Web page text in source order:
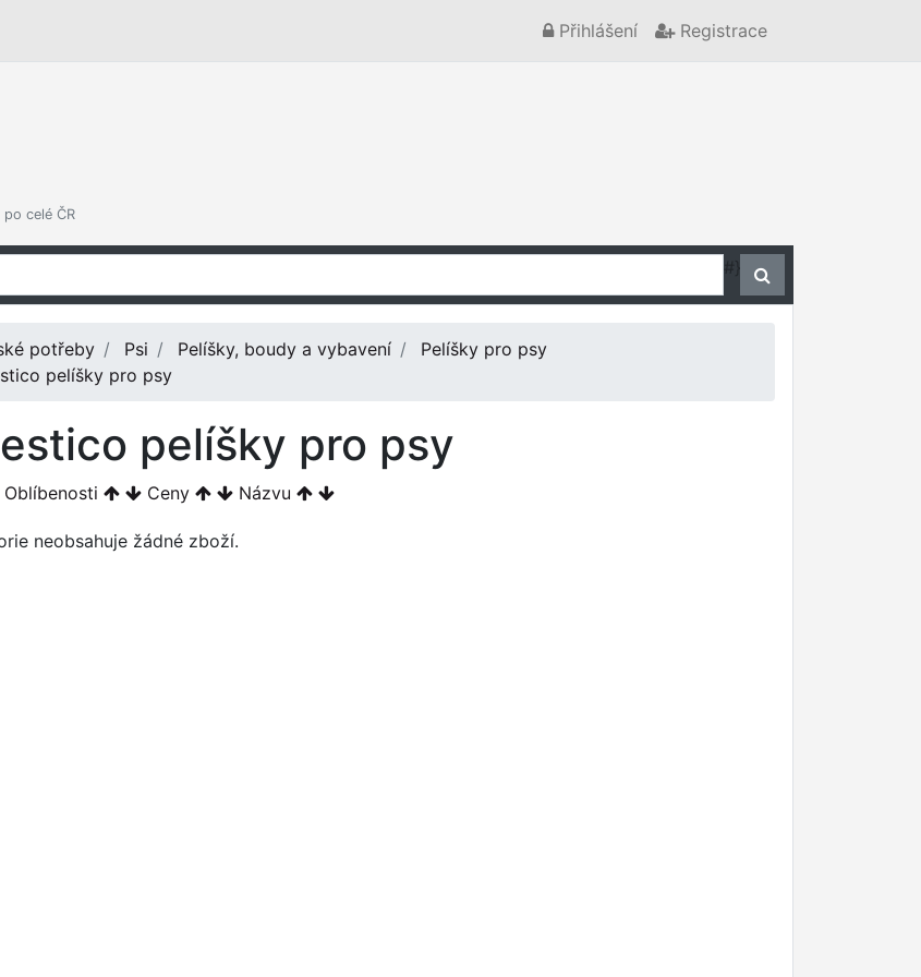
Přihlášení Registrace
celé ČR
#}
potřeby Psi Pelíšky, boudy a vybavení
Pelíšky pro psy
pelíšky pro psy
pelíšky pro psy
Oblíbenosti Ceny Názvu
neobsahuje žádné zboží.